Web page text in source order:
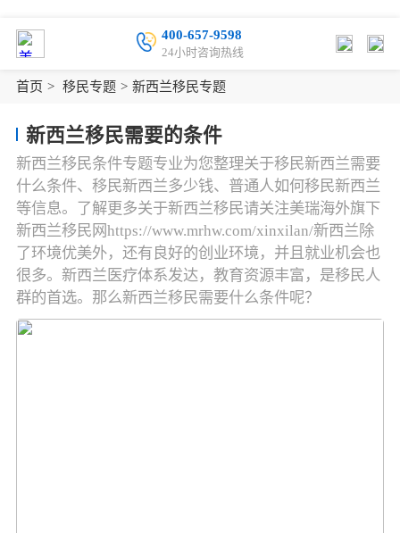
400-657-9598
24小时咨询热线
首页 > 移民专题 > 新西兰移民专题
新西兰移民需要的条件
新西兰移民条件专题专业为您整理关于移民新西兰需要
什么条件、移民新西兰多少钱、普通人如何移民新西兰
等信息。了解更多关于新西兰移民请关注美瑞海外旗下
新西兰移民网https://www.mrhw.com/xinxilan/新西兰除
了环境优美外，还有良好的创业环境，并且就业机会也
很多。新西兰医疗体系发达，教育资源丰富，是移民人
群的首选。那么新西兰移民需要什么条件呢？